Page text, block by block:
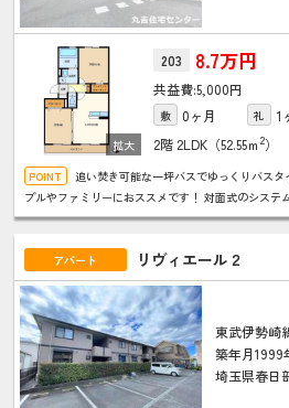
203 8.7万円
5,000円
敷 0ヶ月 礼
1
2階 2LDK（52.55ｍ 2）
追い焚き可能な一坪バスでゆっくりバス
プルやファミリーにおススメです！ 対面式のシステ
めます。 室内物干しがあり、雨の日のお洗濯も安心
アパート リヴィエール２
東武伊勢崎
築年月
埼玉県春日